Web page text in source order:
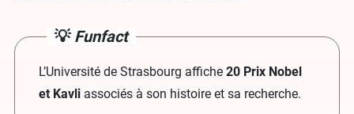
💡 Funfact
L’Université de Strasbourg affiche 20 Prix Nobel
et Kavli associés à son histoire et sa recherche.